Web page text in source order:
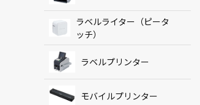
ラベルライター（ピータ
ッチ）
ラベルプリンター
モバイルプリンター